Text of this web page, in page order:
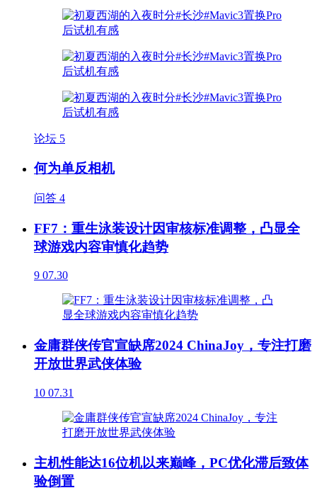
论坛 5
何为单反相机
问答 4
FF7：重生泳装设计因审核标准调整，凸显全
球游戏内容审慎化趋势
9 07.30
金庸群侠传官宣缺席2024 ChinaJoy，专注打磨
开放世界武侠体验
10 07.31
主机性能达16位机以来巅峰，PC优化滞后致体
验倒置